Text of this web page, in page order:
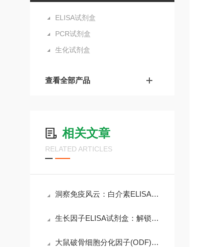
ELISA试剂盒
PCR试剂盒
生化试剂盒
查看全部产品
相关文章
RELATED ARTICLES
洞察免疫风云：白介素ELISA试剂盒在科研与临床中的核心价值
生长因子ELISA试剂盒：解锁科研精准需求，赋能高效检测核心优势
大鼠破骨细胞分化因子(ODF)ELISA试剂盒的操作注意事项